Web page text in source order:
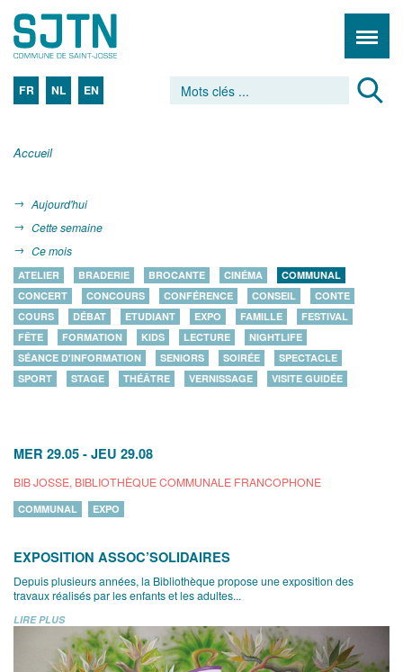
FR NL EN
Accueil
Aujourd'hui
Cette semaine
Ce mois
ATELIER BRADERIE BROCANTE CINÉMA
COMMUNAL
CONCERT
CONCOURS CONFÉRENCE CONSEIL
CONTE
COURS
DÉBAT ETUDIANT EXPO FAMILLE
FESTIVAL
FÊTE
FORMATION KIDS LECTURE
NIGHTLIFE
SÉANCE D'INFORMATION
SENIORS SOIRÉE
SPECTACLE
SPORT
STAGE THÉÂTRE VERNISSAGE VISITE GUIDÉE
MER 29.05 - JEU 29.08
BIB JOSSE, BIBLIOTHÈQUE COMMUNALE FRANCOPHONE
COMMUNAL EXPO
EXPOSITION ASSOC’SOLIDAIRES
Depuis plusieurs années, la Bibliothèque propose une exposition des
travaux réalisés par les enfants et les adultes...
LIRE PLUS